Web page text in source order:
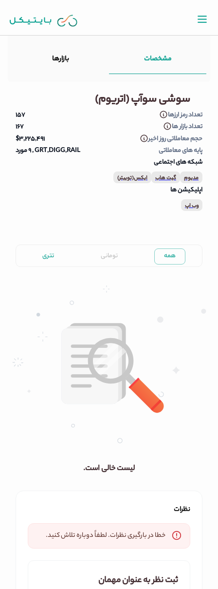
مشخصات بازارها
قیمت لحظه ای سوشی سوآپ
(اتریوم)
سوشی سوآپ (اتریوم)
تعداد رمز ارزها
۱۵۷
تعداد بازار ها
۱۶۷
حجم معاملاتی روز اخیر
$۳,۲۲۵,۴۹۱
پایه های معاملاتی
GRT,DIGG,RAIL ‏, 9 مورد
شبکه های اجتماعی
مدیوم گیت هاب ایکس(توییتر)
اپلیکیشن ها
وب اپ
همه تومانی تتری
لیست خالی است.
نظرات
خطا در بارگیری نظرات. لطفاً دوباره تلاش کنید.
ثبت نظر به عنوان مهمان